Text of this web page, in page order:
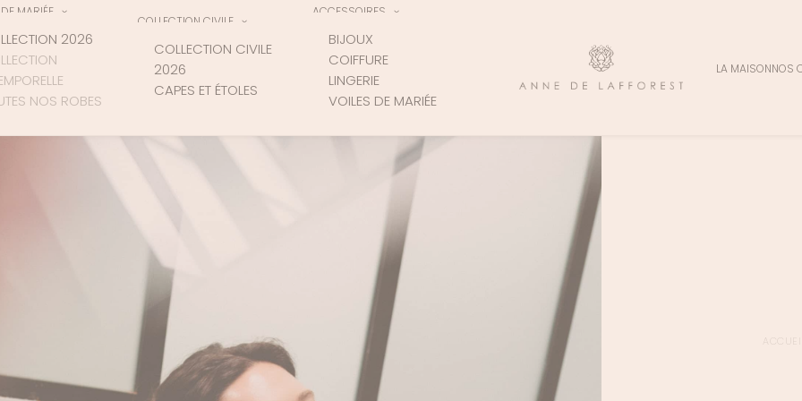
MARIÉE
2026
NOS ROBES
COLLECTION CIVILE
COLLECTION CIVILE
2026
CAPES ET ÉTOLES
ACCESSOIRES
BIJOUX
COIFFURE
LINGERIE
VOILES DE MARIÉE
LA MAISONNOS
ACCUEIL